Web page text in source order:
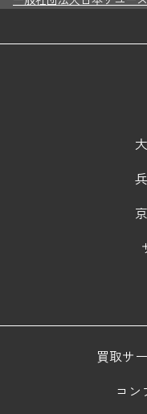
買取サ
コン